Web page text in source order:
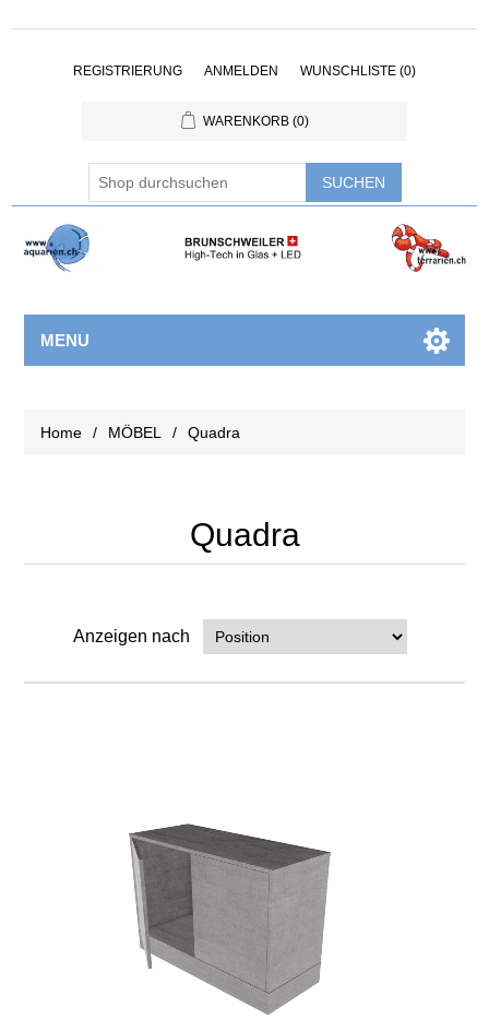
REGISTRIERUNG ANMELDEN WUNSCHLISTE (0)
WARENKORB (0)
MENU
Home / MÖBEL / Quadra
Quadra
Anzeigen nach